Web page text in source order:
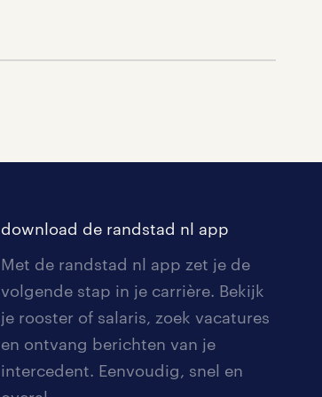
download de randstad nl app
Met de randstad nl app zet je de
volgende stap in je carrière. Bekijk
je rooster of salaris, zoek vacatures
en ontvang berichten van je
intercedent. Eenvoudig, snel en